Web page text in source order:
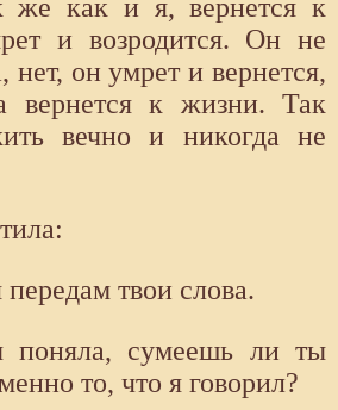
же как и я, вернется к
и возродится. Он не
нет, он умрет и вернется,
вернется к жизни. Так
вечно и никогда не
твои слова.
сумеешь ли ты
то, что я говорил?